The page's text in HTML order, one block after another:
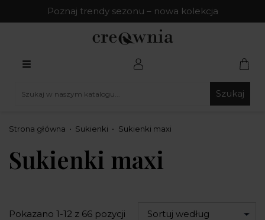
Poznaj trendy sezonu – nowa kolekcja
Szukaj
Strona główna Sukienki Sukienki maxi
Sukienki maxi
Pokazano 1-12 z 66 pozycji Sortuj według